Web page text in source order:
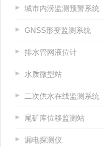
城市内涝监测预警系统
GNSS形变监测系统
排水管网液位计
水质微型站
二次供水在线监测系统
尾矿库位移监测站
漏电探测仪